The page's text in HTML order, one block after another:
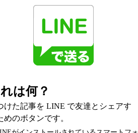
は何？
けた記事を LINE で友達とシェアす
めのボタンです。